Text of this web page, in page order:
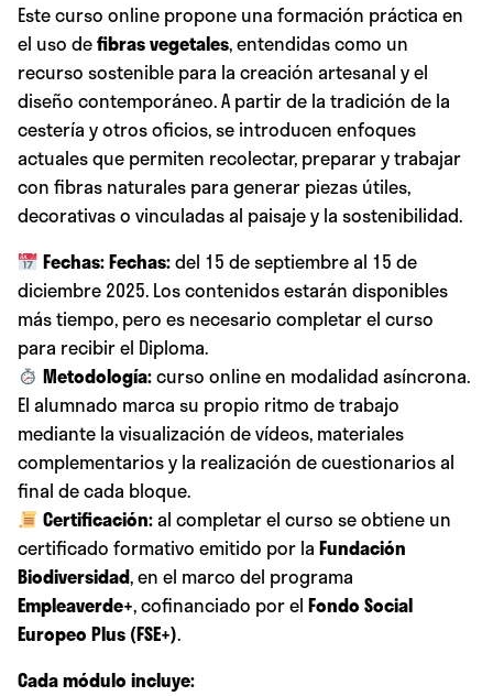
Este curso online propone una formación práctica en
el uso defibras vegetales, entendidas como un
recurso sostenible para la creación artesanal y el
diseño contemporáneo. A partir de la tradición de la
cestería y otros oficios, se introducen enfoques
actuales que permiten recolectar, preparar y trabajar
con fibras naturales para generar piezas útiles,
decorativas o vinculadas al paisaje y la sostenibilidad.
Fechas:Fechas:del 15 de septiembre al 15 de
diciembre 2025. Los contenidos estarán disponibles
más tiempo, pero es necesario completar el curso
para recibir el Diploma.
Metodología:curso online en modalidad asíncrona.
El alumnado marca su propio ritmo de trabajo
mediante la visualización de vídeos, materiales
complementarios y la realización de cuestionarios al
final de cada bloque.
Certificación:al completar el curso se obtiene un
certificado formativo emitido por la Fundación
Biodiversidad, en el marco del programa
Empleaverde+, cofinanciado por el Fondo Social
Europeo Plus (FSE+).
Cada módulo incluye: